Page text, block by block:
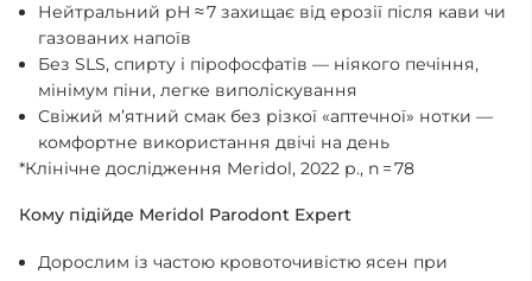
Нейтральний pH ≈ 7 захищає від ерозії після кави чи
газованих напоїв
Без SLS, спирту і пірофосфатів — ніякого печіння,
мінімум піни, легке виполіскування
Свіжий м’ятний смак без різкої «аптечної» нотки —
комфортне використання двічі на день
*Клінічне дослідження Meridol, 2022 р., n = 78
Кому підійде Meridol Parodont Expert
Дорослим із частою кровоточивістю ясен при